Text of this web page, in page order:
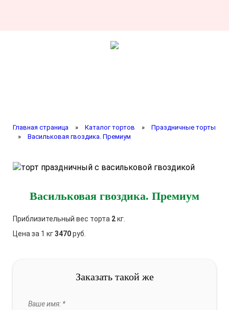
Главная страница » Каталог тортов »
Праздничные торты
»
Васильковая гвоздика. Премиум
Васильковая гвоздика. Премиум
Приблизительный вес торта 2кг.
Цена за 1 кг3470руб.
Заказать такой же
Ваше имя: *